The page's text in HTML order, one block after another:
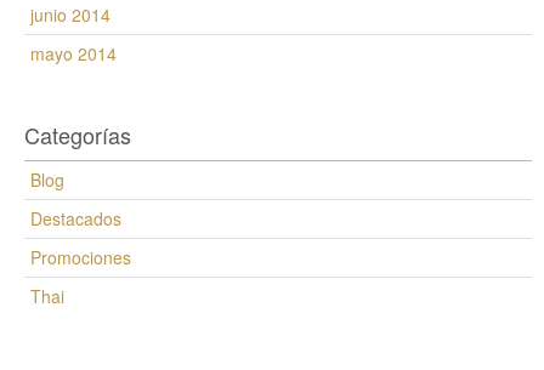
junio 2014
mayo 2014
Categorías
Blog
Destacados
Promociones
Thai